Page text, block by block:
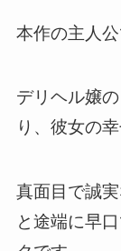
本作の主人
デリヘル嬢
り、彼女の
真面目で誠
と途端に早